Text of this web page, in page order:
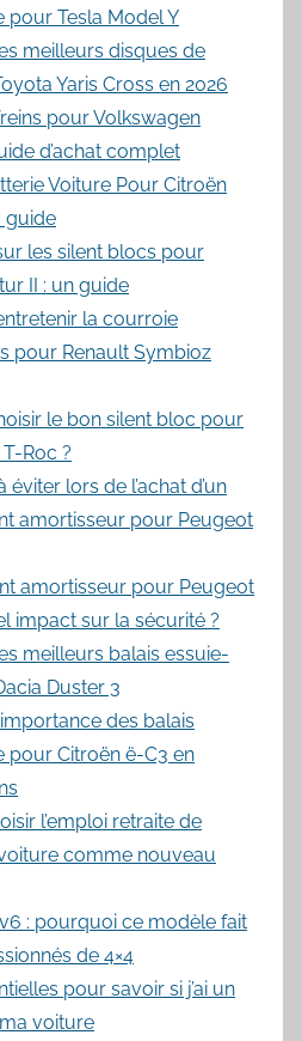
pour Tesla Model Y
meilleurs disques de
Yaris Cross en 2026
pour Volkswagen
d’achat complet
Voiture Pour Citroën
guide
les silent blocs pour
II : un guide
la courroie
pour Renault Symbioz
le bon silent bloc pour
Roc ?
éviter lors de l’achat d’un
amortisseur pour Peugeot
amortisseur pour Peugeot
impact sur la sécurité ?
meilleurs balais essuie-
Duster 3
des balais
pour Citroën ë-C3 en
l’emploi retraite de
comme nouveau
: pourquoi ce modèle fait
de 4×4
pour savoir si j’ai un
voiture